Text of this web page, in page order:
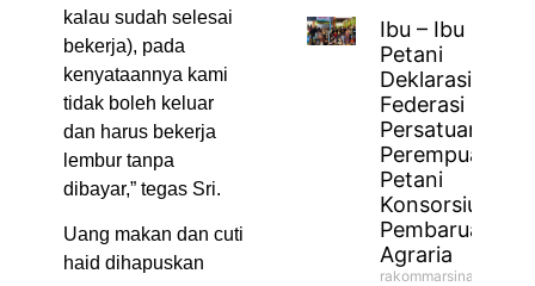
kalau sudah selesai
bekerja), pada
kenyataannya kami
tidak boleh keluar
dan harus bekerja
lembur tanpa
dibayar,” tegas Sri.
Uang makan dan cuti
haid dihapuskan
Ibu – Ibu
Petani
Deklarasikan
Federasi
Persatuan
Perempuan
Petani
Konsorsium
Pembaruan
Agraria
rakommarsinahfm